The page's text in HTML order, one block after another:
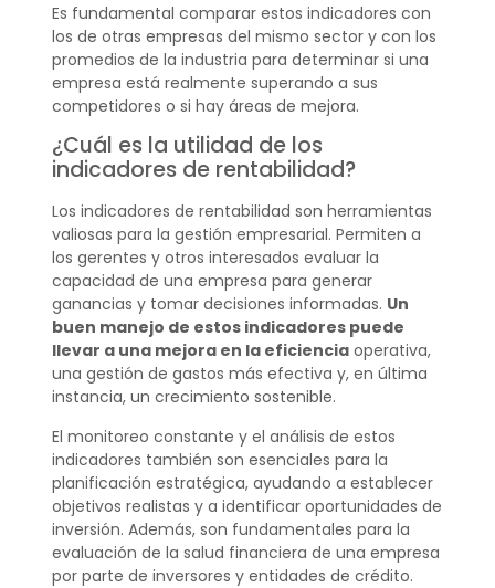
Es fundamental comparar estos indicadores con
los de otras empresas del mismo sector y con los
promedios de la industria para determinar si una
empresa está realmente superando a sus
competidores o si hay áreas de mejora.
¿Cuál es la utilidad de los
indicadores de rentabilidad?
Los indicadores de rentabilidad son herramientas
valiosas para la gestión empresarial. Permiten a
los gerentes y otros interesados evaluar la
capacidad de una empresa para generar
ganancias y tomar decisiones informadas. Un
buen manejo de estos indicadores puede
llevar a una mejora en la eficienciaoperativa,
una gestión de gastos más efectiva y, en última
instancia, un crecimiento sostenible.
El monitoreo constante y el análisis de estos
indicadores también son esenciales para la
planificación estratégica, ayudando a establecer
objetivos realistas y a identificar oportunidades de
inversión. Además, son fundamentales para la
evaluación de la salud financiera de una empresa
por parte de inversores y entidades de crédito.